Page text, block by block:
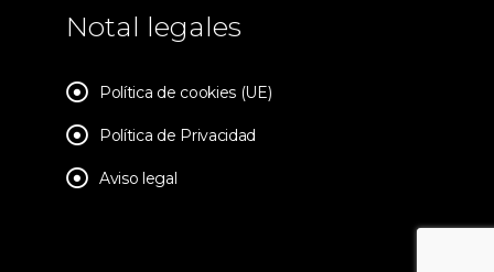
Notal legales
Política de cookies (UE)
Política de Privacidad
Aviso legal